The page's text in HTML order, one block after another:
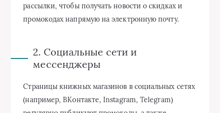
рассылки, чтобы получать новости о скидках и
промокодах напрямую на электронную почту.
2. Социальные сети и
мессенджеры
Страницы книжных магазинов в социальных сетях
(например, ВКонтакте, Instagram, Telegram)